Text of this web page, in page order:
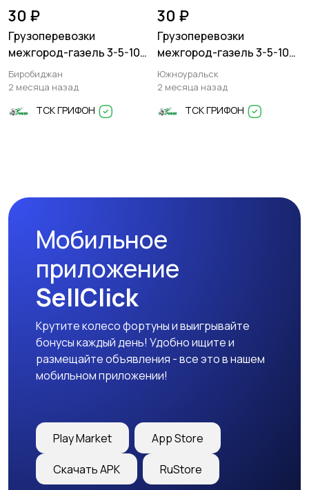
30 ₽
Грузоперевозки
межгород-газель 3-5-10
тонн
Биробиджан
2 месяца назад
ТСК ГРИФОН
30 ₽
Грузоперевозки
межгород-газель 3-5-10
тонн
Южноуральск
2 месяца назад
ТСК ГРИФОН
Мобильное
приложение
SellClick
Крутите колесо фортуны и выигрывайте
бонусы каждый день! Удобно ищите и
размещайте объявления - все это в нашем
мобильном приложении!
Play Market App Store
Скачать APK RuStore